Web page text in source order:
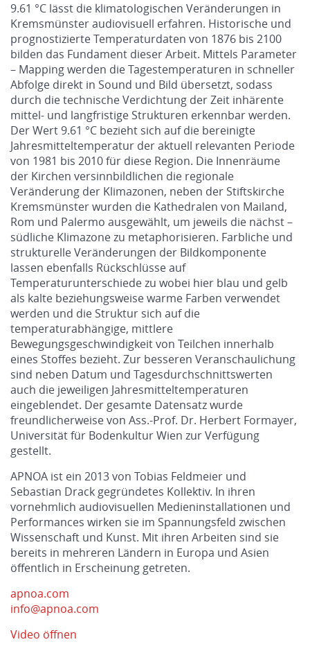
9.61 °C lässt die klimatologischen Veränderungen in
Kremsmünster audiovisuell erfahren. Historische und
prognostizierte Temperaturdaten von 1876 bis 2100
bilden das Fundament dieser Arbeit. Mittels Parameter
– Mapping werden die Tagestemperaturen in schneller
Abfolge direkt in Sound und Bild übersetzt, sodass
durch die technische Verdichtung der Zeit inhärente
mittel- und langfristige Strukturen erkennbar werden.
Der Wert 9.61 °C bezieht sich auf die bereinigte
Jahresmitteltemperatur der aktuell relevanten Periode
von 1981 bis 2010 für diese Region. Die Innenräume
der Kirchen versinnbildlichen die regionale
Veränderung der Klimazonen, neben der Stiftskirche
Kremsmünster wurden die Kathedralen von Mailand,
Rom und Palermo ausgewählt, um jeweils die nächst –
südliche Klimazone zu metaphorisieren. Farbliche und
strukturelle Veränderungen der Bildkomponente
lassen ebenfalls Rückschlüsse auf
Temperaturunterschiede zu wobei hier blau und gelb
als kalte beziehungsweise warme Farben verwendet
werden und die Struktur sich auf die
temperaturabhängige, mittlere
Bewegungsgeschwindigkeit von Teilchen innerhalb
eines Stoffes bezieht. Zur besseren Veranschaulichung
sind neben Datum und Tagesdurchschnittswerten
auch die jeweiligen Jahresmitteltemperaturen
eingeblendet. Der gesamte Datensatz wurde
freundlicherweise von Ass.-Prof. Dr. Herbert Formayer,
Universität für Bodenkultur Wien zur Verfügung
gestellt.
APNOA ist ein 2013 von Tobias Feldmeier und
Sebastian Drack gegründetes Kollektiv. In ihren
vornehmlich audiovisuellen Medieninstallationen und
Performances wirken sie im Spannungsfeld zwischen
Wissenschaft und Kunst. Mit ihren Arbeiten sind sie
bereits in mehreren Ländern in Europa und Asien
öffentlich in Erscheinung getreten.
apnoa.com
info@apnoa.com
Video öffnen